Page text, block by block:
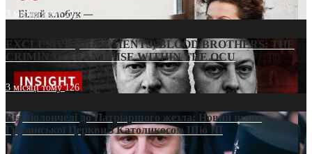
3 місяці тому212
EXCLUSIVE (DOCUMENTS)/BLOOD BROTHERS: THE
CRIMINAL FRANCHISE WITHIN THE OCU
3 місяці тому126
Від віолончелі до Патріаршого жезла: Новий шлях
Грузинської Церкви з Католикосом Шіо III